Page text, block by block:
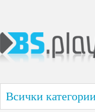
Всички